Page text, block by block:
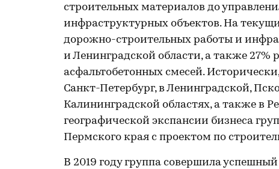
строительных материалов до
инфраструктурных объектов. На
дорожно-строительных работы и
и Ленинградской области, а также 27%
асфальтобетонных смесей.
Санкт-Петербург, в Ленинградской,
Калининградской областях, а также в
географической экспансии бизнеса
Пермского края с проектом по
В 2019 году группа совершила